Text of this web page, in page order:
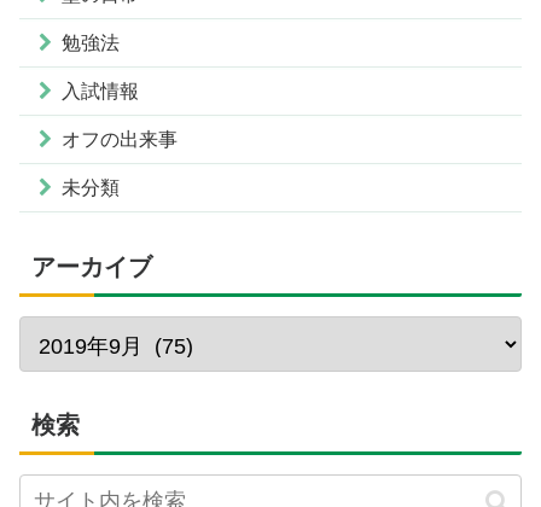
勉強法
入試情報
オフの出来事
未分類
アーカイブ
検索